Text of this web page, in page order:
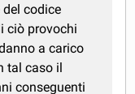
del codice
ciò provochi
a carico
tal caso il
conseguenti